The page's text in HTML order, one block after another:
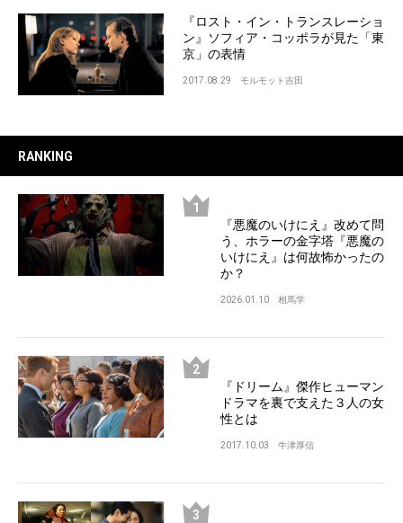
『ロスト・イン・トランスレーショ
ン』ソフィア・コッポラが見た「東
京」の表情
2017.08.29 モルモット吉田
RANKING
『悪魔のいけにえ』改めて問
う、ホラーの金字塔『悪魔の
いけにえ』は何故怖かったの
か？
2026.01.10 相馬学
『ドリーム』傑作ヒューマン
ドラマを裏で支えた３人の女
性とは
2017.10.03 牛津厚信